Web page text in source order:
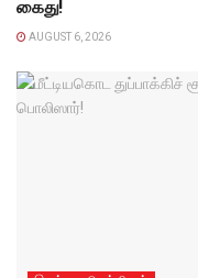
கைது!
AUGUST 6, 2026